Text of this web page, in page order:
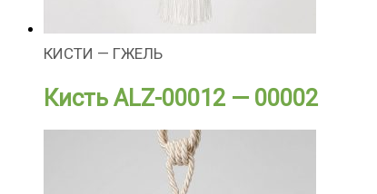
КИСТИ — ГЖЕЛЬ
Кисть ALZ-00012 — 00002